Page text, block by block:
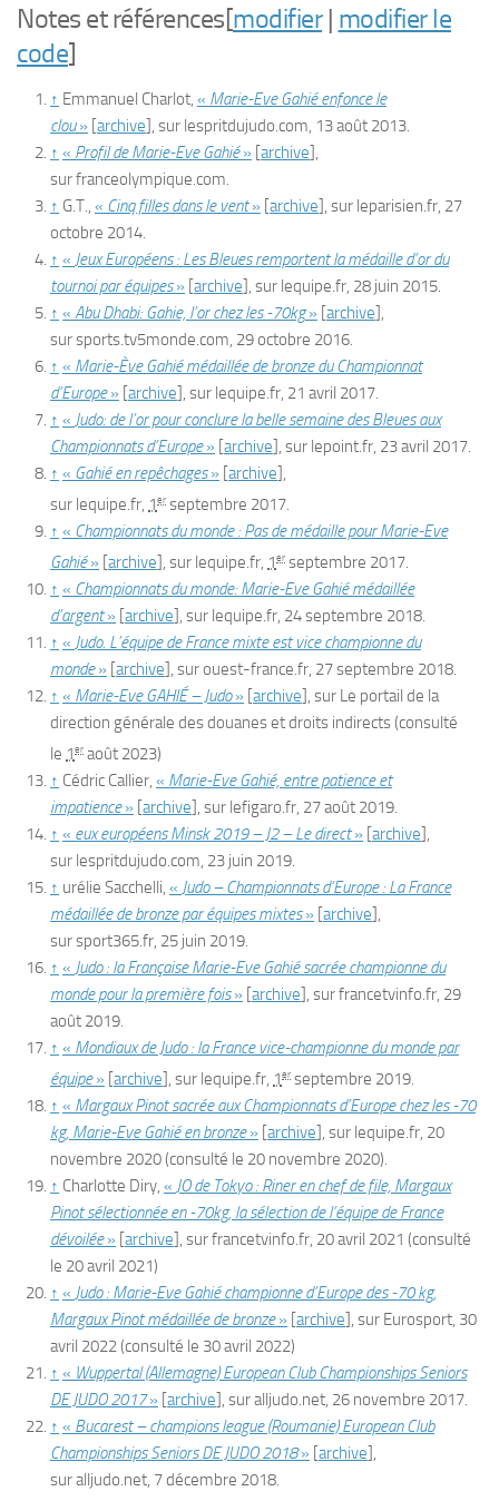
Notes et références[modifier| modifier le
code]
↑ Emmanuel Charlot, « Marie-Eve Gahié enfonce le
clou» [archive], sur lespritdujudo.com, 13 août 2013.
↑ « Profil de Marie-Eve Gahié» [archive],
surfranceolympique.com.
↑ G.T., « Cinq filles dans le vent» [archive], sur leparisien.fr, 27
octobre 2014.
↑ « Jeux Européens : Les Bleues remportent la médaille d’or du
tournoi par équipes» [archive], sur lequipe.fr, 28 juin 2015.
↑ « Abu Dhabi: Gahie, l’or chez les -70kg» [archive],
sursports.tv5monde.com, 29 octobre 2016.
↑ « Marie-Ève Gahié médaillée de bronze du Championnat
d’Europe» [archive], sur lequipe.fr, 21 avril 2017.
↑ « Judo: de l’or pour conclure la belle semaine des Bleues aux
Championnats d’Europe» [archive], sur lepoint.fr, 23 avril 2017.
↑ « Gahié en repêchages» [archive],
sur lequipe.fr, 1er septembre 2017.
↑ « Championnats du monde : Pas de médaille pour Marie-Eve
Gahié» [archive], sur lequipe.fr, 1er septembre 2017.
↑ « Championnats du monde: Marie-Eve Gahié médaillée
d’argent» [archive], sur lequipe.fr, 24 septembre 2018.
↑ « Judo. L’équipe de France mixte est vice championne du
monde» [archive], surouest-france.fr, 27 septembre 2018.
↑ « Marie-Eve GAHIÉ – Judo» [archive], sur Le portail de la
direction générale des douanes et droits indirects(consulté
le 1er août 2023)
↑ Cédric Callier, « Marie-Eve Gahié, entre patience et
impatience» [archive], sur lefigaro.fr, 27 août 2019.
↑ « eux européens Minsk 2019 – J2 – Le direct» [archive],
sur lespritdujudo.com, 23 juin 2019.
↑ urélie Sacchelli, « Judo – Championnats d’Europe : La France
médaillée de bronze par équipes mixtes» [archive],
sursport365.fr, 25 juin 2019.
↑ « Judo : la Française Marie-Eve Gahié sacrée championne du
monde pour la première fois» [archive], surfrancetvinfo.fr, 29
août 2019.
↑ « Mondiaux de Judo : la France vice-championne du monde par
équipe» [archive], sur lequipe.fr, 1er septembre 2019.
↑ « Margaux Pinot sacrée aux Championnats d’Europe chez les -70
kg, Marie-Eve Gahié en bronze» [archive], sur lequipe.fr, 20
novembre 2020(consulté le 20 novembre 2020).
↑ Charlotte Diry, « JO de Tokyo : Riner en chef de file, Margaux
Pinot sélectionnée en -70kg, la sélection de l’équipe de France
dévoilée» [archive], surfrancetvinfo.fr, 20 avril 2021 (consulté
le 20 avril 2021)
↑ « Judo : Marie-Eve Gahié championne d’Europe des -70 kg,
Margaux Pinot médaillée de bronze» [archive], sur Eurosport, 30
avril 2022(consulté le 30 avril 2022)
↑ « Wuppertal (Allemagne) European Club Championships Seniors
DE JUDO 2017» [archive], suralljudo.net, 26 novembre 2017.
↑ « Bucarest – champions league (Roumanie) European Club
Championships Seniors DE JUDO 2018» [archive],
suralljudo.net, 7 décembre 2018.